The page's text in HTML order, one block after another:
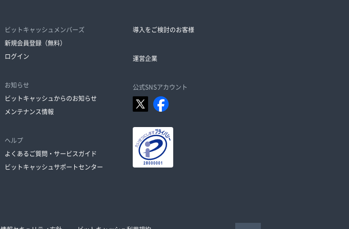
ビットキャッシュメンバーズ
新規会員登録（無料）
ログイン
お知らせ
ビットキャッシュからのお知らせ
メンテナンス情報
ヘルプ
よくあるご質問・サービスガイド
ビットキャッシュサポートセンター
導入をご検討のお客様
運営企業
公式SNSアカウント